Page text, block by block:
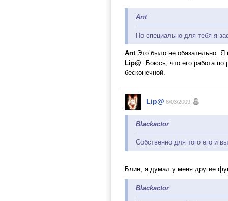
Ant
Но специально для тебя я
AntЭто было не обязательно. Я
Lip@. Боюсь, что его работа
бесконечной.
Lip@ 8/03/2009
Blackactor
Собственно для того его и
Блин, я думал у меня другие
Blackactor